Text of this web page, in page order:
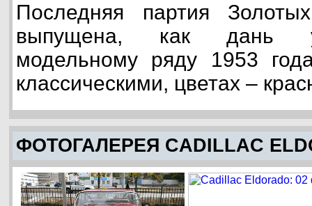
Последняя партия
выпущена, как дань
модельному ряду 1953
классическими, цветах –
ФОТОГАЛЕРЕЯ CADILLAC